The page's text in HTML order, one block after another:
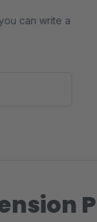
can write a